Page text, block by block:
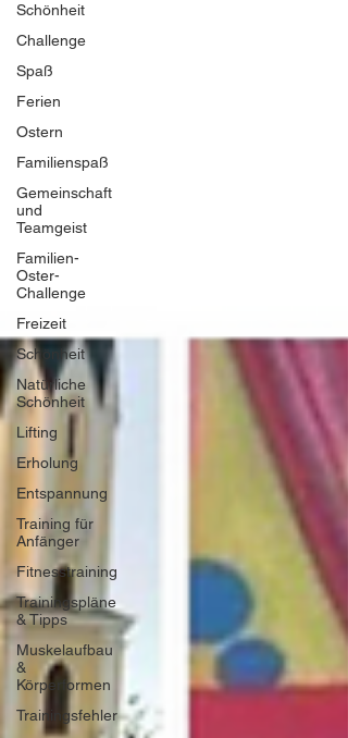
Schönheit
Challenge
Spaß
Ferien
Ostern
Familienspaß
Gemeinschaft
und
Teamgeist
Familien-
Oster-
Challenge
Freizeit
Schönheit
Natürliche
Schönheit
Lifting
Erholung
Entspannung
Training für
Anfänger
Fitnesstraining
Trainingspläne
& Tipps
Muskelaufbau
&
Körperformen
Trainingsfehler